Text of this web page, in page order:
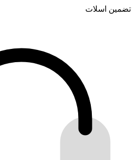
تضمین اسلات